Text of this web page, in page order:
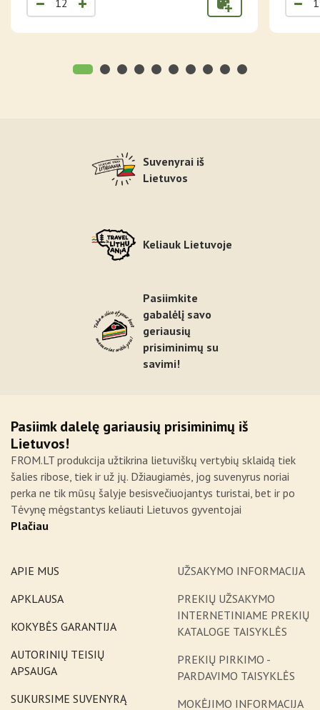
Suvenyrai iš
Lietuvos
Keliauk Lietuvoje
Pasiimkite
gabalėlį savo
geriausių
prisiminimų su
savimi!
Pasiimk dalelę gariausių prisiminimų iš
Lietuvos!
FROM.LT produkcija užtikrina lietuviškų vertybių sklaidą tiek
šalies ribose, tiek ir už jų. Džiaugiamės, jog suvenyrus noriai
perka ne tik mūsų šalyje besisvečiuojantys turistai, bet ir po
Tėvynę mėgstantys keliauti Lietuvos gyventojai
Plačiau
APIE MUS
APKLAUSA
KOKYBĖS GARANTIJA
AUTORINIŲ TEISIŲ
APSAUGA
SUKURSIME SUVENYRĄ
UŽSAKYMO INFORMACIJA
PREKIŲ UŽSAKYMO
INTERNETINIAME PREKIŲ
KATALOGE TAISYKLĖS
PREKIŲ PIRKIMO -
PARDAVIMO TAISYKLĖS
MOKĖJIMO INFORMACIJA